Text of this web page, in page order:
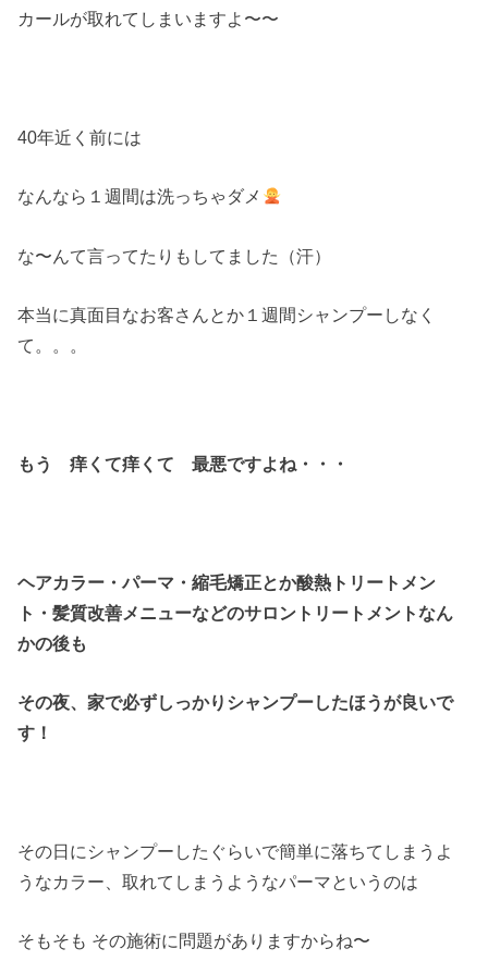
カールが取れてしまいますよ〜〜
40年近く前には
なんなら１週間は洗っちゃダメ
な〜んて言ってたりもしてました（汗）
本当に真面目なお客さんとか１週間シャンプーしなく
て。。。
もう 痒くて痒くて 最悪ですよね・・・
ヘアカラー・パーマ・縮毛矯正とか酸熱トリートメン
ト・髪質改善メニューなどのサロントリートメントなん
かの後も
その夜、家で必ずしっかりシャンプーしたほうが良いで
す！
その日にシャンプーしたぐらいで簡単に落ちてしまうよ
うなカラー、取れてしまうようなパーマというのは
そもそも その施術に問題がありますからね〜